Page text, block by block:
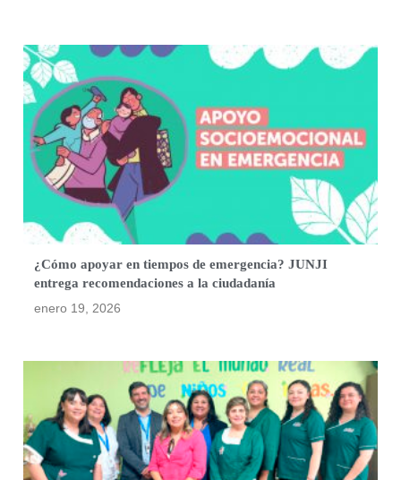
¿Cómo apoyar en tiempos de emergencia? JUNJI
entrega recomendaciones a la ciudadanía
enero 19, 2026